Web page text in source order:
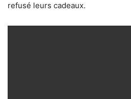
refusé leurs cadeaux.